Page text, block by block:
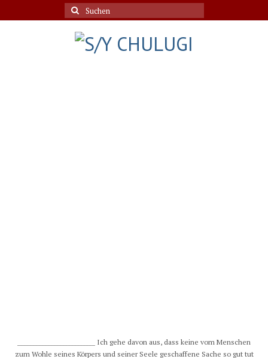
Suche
nach:
__________________________ Ich gehe davon aus, dass keine vom Menschen
zum Wohle seines Körpers und seiner Seele geschaffene Sache so gut tut